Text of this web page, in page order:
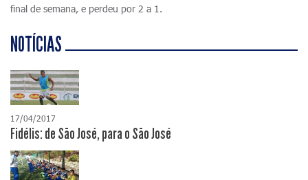
final de semana, e perdeu por 2 a 1.
NOTÍCIAS
17/04/2017
Fidélis: de São José, para o São José